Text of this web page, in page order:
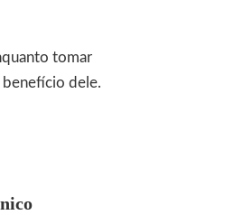
tomar
dele.